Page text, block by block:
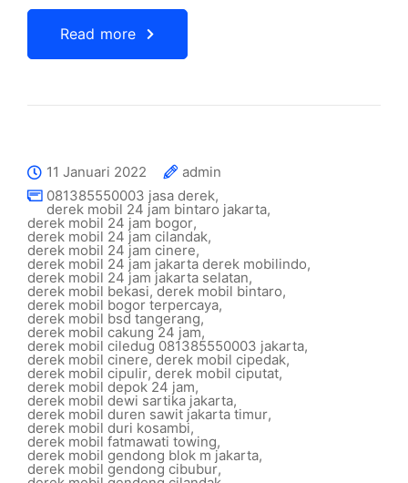
Read more
11 Januari 2022
admin
081385550003 jasa derek,
derek mobil 24 jam bintaro jakarta,
derek mobil 24 jam bogor,
derek mobil 24 jam cilandak,
derek mobil 24 jam cinere,
derek mobil 24 jam jakarta derek mobilindo,
derek mobil 24 jam jakarta selatan,
derek mobil bekasi,derek mobil bintaro,
derek mobil bogor terpercaya,
derek mobil bsd tangerang,
derek mobil cakung 24 jam,
derek mobil ciledug 081385550003 jakarta,
derek mobil cinere,derek mobil cipedak,
derek mobil cipulir, derek mobil ciputat,
derek mobil depok 24 jam,
derek mobil dewi sartika jakarta,
derek mobil duren sawit jakarta timur,
derek mobil duri kosambi,
derek mobil fatmawati towing,
derek mobil gendong blok m jakarta,
derek mobil gendong cibubur,